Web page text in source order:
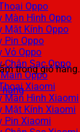
trong giỏ hàng.
hàng
Oppo
Màn Hình Oppo
Mặt Kính Oppo
Pin Oppo
Vỏ Oppo
Chân Sạc Oppo
Oppo
Xiaomi
Màn Hình Xiaomi
Mặt Kính Xiaomi
Pin Xiaomi